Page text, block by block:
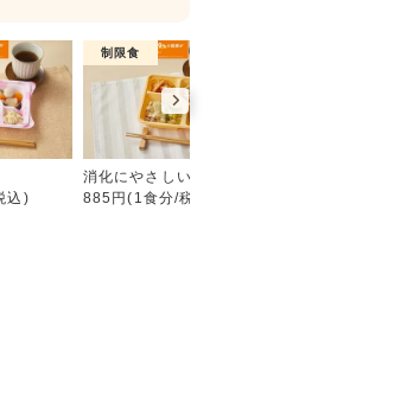
たんぱく・塩分調整食
込)
制限食
消化にやさしい食
885円(1食分/税込)